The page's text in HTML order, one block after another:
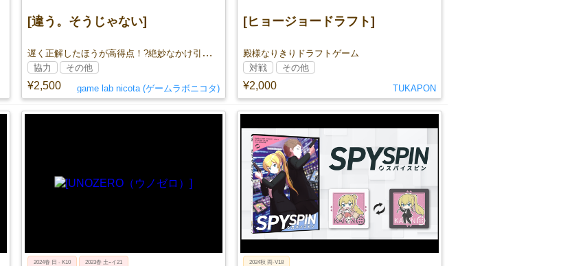
[違う。そうじゃない]
遅く正解したほうが高得点！?絶妙なかけ引きが面白い「違う。そうじゃない」
¥2,500
協力 その他
game lab nicota (ゲームラボニコタ)
[ヒョージョードラフト]
殿様なりきりドラフトゲーム
¥2,000
対戦 その他
TUKAPON
2024春 日 - K10 2023春 土ｰイ21 2024秋 両-V18